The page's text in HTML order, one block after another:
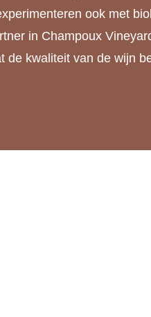
ook met
in Champoux
kwaliteit van de wijn